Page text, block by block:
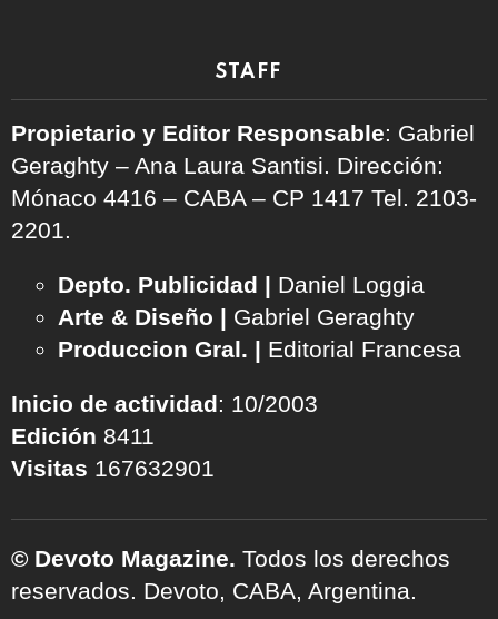
STAFF
Propietario y Editor Responsable: Gabriel
Geraghty – Ana Laura Santisi. Dirección:
Mónaco 4416 – CABA – CP 1417 Tel. 2103-
2201.
Depto. Publicidad | Daniel Loggia
Arte & Diseño | Gabriel Geraghty
Produccion Gral. | Editorial Francesa
Inicio de actividad: 10/2003
Edición 8411
Visitas 167632901
© Devoto Magazine. Todos los derechos
reservados. Devoto, CABA, Argentina.